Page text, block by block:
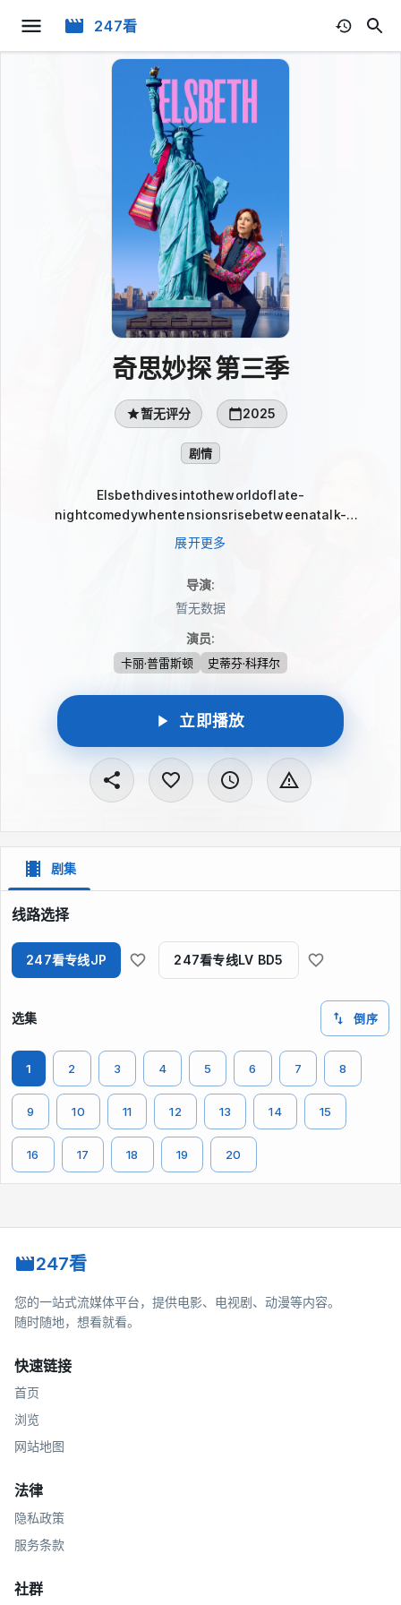
247看
奇思妙探 第三季
暂无评分 2025
剧情
Elsbethdivesintotheworldoflate-
nightcomedywhentensionsrisebetweenatalk-
showhost,hisheadwriterLaurel,
展开更多
导演:
暂无数据
演员:
卡丽·普雷斯顿 史蒂芬·科拜尔
立即播放
剧集
线路选择
247看专线JP 247看专线LV BD5
选集 倒序
1 2 3 4 5 6 7 8
9 10 11 12 13 14 15
16 17 18 19 20
247看
您的一站式流媒体平台，提供电影、电视剧、动漫等内容。
随时随地，想看就看。
快速链接
首页
浏览
网站地图
法律
隐私政策
服务条款
社群